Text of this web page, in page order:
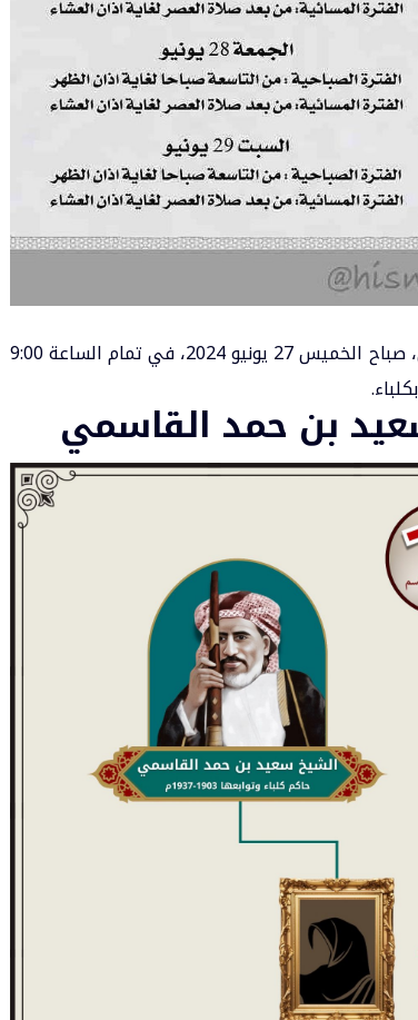
أقيمت صلاة الجنازة على نورة بنت سعيد بن حمد القاسمي، صباح الخميس 27 يونيو 2024، في تمام الساعة 9:00
بن حمد القاسمي